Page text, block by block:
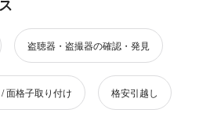
盗聴器・盗撮器の確認・発見
面格子取り付け 格安引越し